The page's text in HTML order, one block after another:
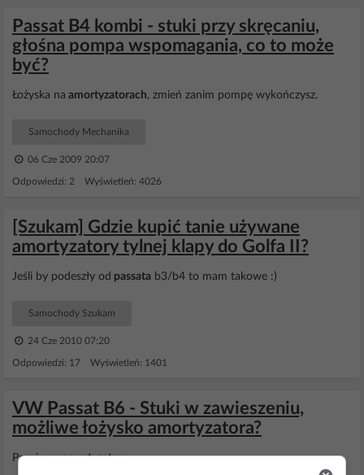
Passat B4 kombi - stuki przy skręcaniu,
głośna pompa wspomagania, co to może
być?
Łożyska na amortyzatorach, zmień zanim pompę wykończysz.
Samochody Mechanika
06 Cze 2009 20:07
Odpowiedzi: 2 Wyświetleń: 4026
[Szukam] Gdzie kupić tanie używane
amortyzatory tylnej klapy do Golfa II?
Jeśli by podeszły od passata b3/b4 to mam takowe :)
Samochody Szukam
24 Cze 2010 07:20
Odpowiedzi: 17 Wyświetleń: 1401
VW Passat B6 - Stuki w zawieszeniu,
możliwe łożysko amortyzatora?
Pasuje naamortyzator.